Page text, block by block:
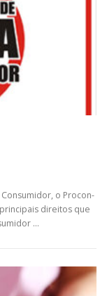
o Procon-
direitos que
…